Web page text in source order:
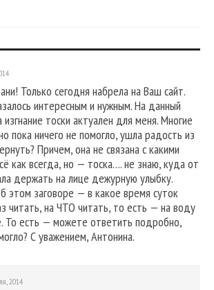
Только сегодня набрела на Ваш сайт.
интересным и нужным. На данный
тоски актуален для меня. Многие
пока ничего не помогло, ушла радость из
Причем, она не связана с какими
как всегда, но — тоска…. не знаю, куда от
держать на лице дежурную улыбку.
этом заговоре — в какое время суток
читать, на ЧТО читать, то есть — на воду
То есть — можете ответить подробно,
С уважением, Антонина.
2014